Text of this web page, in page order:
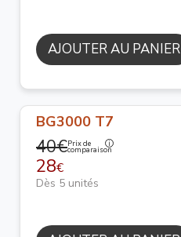
AJOUTER AU PANIER
BG3000 T7
40€Prix de
comparaison
28€
Dès 5 unités